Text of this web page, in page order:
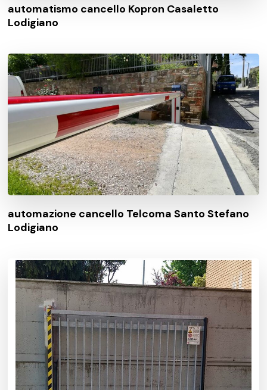
automatismo cancello Kopron Casaletto
Lodigiano
automazione cancello Telcoma Santo Stefano
Lodigiano